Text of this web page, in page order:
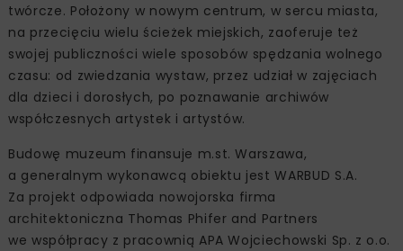
twórcze. Położony w nowym centrum, w sercu miasta,
na przecięciu wielu ścieżek miejskich, zaoferuje też
swojej publiczności wiele sposobów spędzania wolnego
czasu: od zwiedzania wystaw, przez udział w zajęciach
dla dzieci i dorosłych, po poznawanie archiwów
współczesnych artystek i artystów.
Budowę muzeum finansuje m.st. Warszawa,
a generalnym wykonawcą obiektu jest WARBUD S.A.
Za projekt odpowiada nowojorska firma
architektoniczna Thomas Phifer and Partners
we współpracy z pracownią APA Wojciechowski Sp. z o.o.